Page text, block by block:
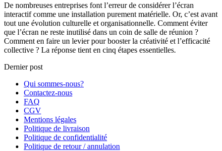
De nombreuses entreprises font l’erreur de considérer l’écran
interactif comme une installation purement matérielle. Or, c’est avant
tout une évolution culturelle et organisationnelle. Comment éviter
que l’écran ne reste inutilisé dans un coin de salle de réunion ?
Comment en faire un levier pour booster la créativité et l’efficacité
collective ? La réponse tient en cinq étapes essentielles.
Dernier post
Qui sommes-nous?
Contactez-nous
FAQ
CGV
Mentions légales
Politique de livraison
Politique de confidentialité
Politique de retour / annulation